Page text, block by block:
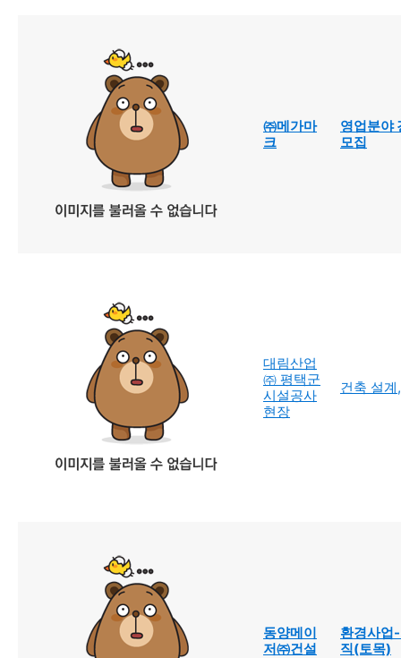
㈜메가마
크
영업분야
모집
대림산업
㈜ 평택군
시설공사
현장
건축 설계
동양메이
저㈜건설
환경사업
직(토목)